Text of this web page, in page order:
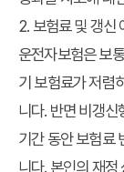
2. 보험료 및 갱신
운전자보험은 보
기 보험료가 저렴
니다. 반면 비갱신
기간 동안 보험료
니다. 본인의 재정